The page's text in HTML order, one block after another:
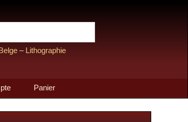
– Lithographie
Panier